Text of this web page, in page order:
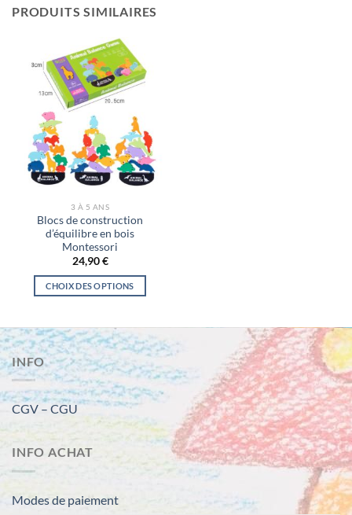
PRODUITS SIMILAIRES
3 À 5 ANS
Blocs de construction
d’équilibre en bois
Montessori
24,90€
CHOIX DES OPTIONS
a
plusieurs
variations.
Les
options
peuvent
choisies
page
INFO
CGV – CGU
INFO ACHAT
Modes de paiement